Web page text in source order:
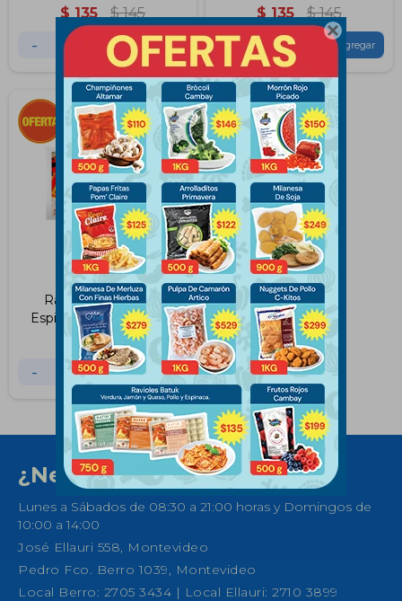

$ 135 $ 145
- +
$ 135 $ 145
-
Ravioles de Pollo y
Espinaca Batuk 750Grs
135 $ 145
- +
¿Necesitas ayuda?
Lunes a Sábados de 08:30 a 21:00 horas y Domingos de
10:00 a 14:00
José Ellauri 558, Montevideo
Pedro Fco. Berro 1039, Montevideo
Local Berro: 2705 3434 | Local Ellauri: 2710 3899